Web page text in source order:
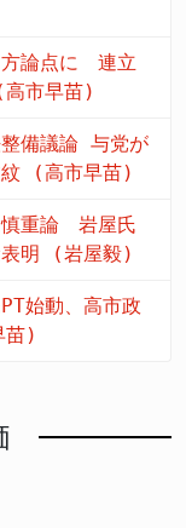
方論点に 連立
市早苗)
整備議論 与党が
紋 (高市早苗)
慎重論 岩屋氏
表明 (岩屋毅)
始動、高市政
苗)